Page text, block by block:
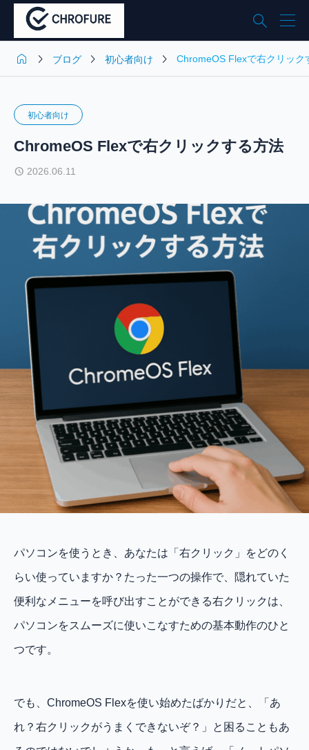

  ブログ  初心者向け  ChromeOS Flexで右クリック
初心者向け
ChromeOS Flexで右クリックする方法
2026.06.11
パソコンを使うとき、あなたは「右クリック」をどのく
らい使っていますか？たった一つの操作で、隠れていた
便利なメニューを呼び出すことができる右クリックは、
パソコンをスムーズに使いこなすための基本動作のひと
つです。
でも、ChromeOS Flexを使い始めたばかりだと、「あ
れ？右クリックがうまくできないぞ？」と困ることもあ